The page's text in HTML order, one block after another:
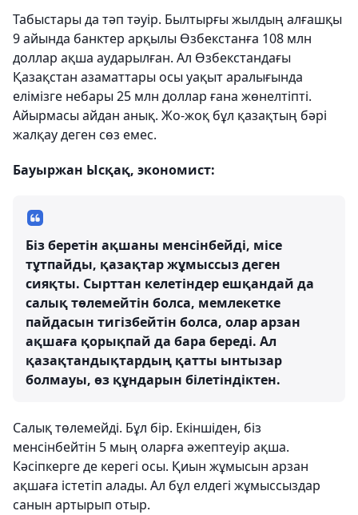
Табыстары да тәп тәуір. Былтырғы жылдың алғашқы
9 айында банктер арқылы Өзбекстанға 108 млн
доллар ақша аударылған. Ал Өзбекстандағы
Қазақстан азаматтары осы уақыт аралығында
елімізге небары 25 млн доллар ғана жөнелтіпті.
Айырмасы айдан анық. Жо-жоқ бұл қазақтың бәрі
жалқау деген сөз емес.
Бауыржан Ысқақ, экономист:
Біз беретін ақшаны менсінбейді, місе
тұтпайды, қазақтар жұмыссыз деген
сияқты. Сырттан келетіндер ешқандай да
салық төлемейтін болса, мемлекетке
пайдасын тигізбейтін болса, олар арзан
ақшаға қорықпай да бара береді. Ал
қазақтандықтардың қатты ынтызар
болмауы, өз құндарын білетіндіктен.
Салық төлемейді. Бұл бір. Екіншіден, біз
менсінбейтін 5 мың оларға әжептеуір ақша.
Кәсіпкерге де керегі осы. Қиын жұмысын арзан
ақшаға істетіп алады. Ал бұл елдегі жұмыссыздар
санын артырып отыр.